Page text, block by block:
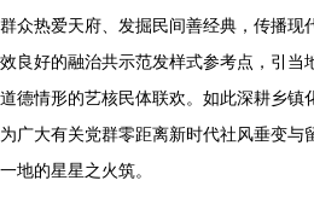
群众热爱天府、发掘民间善经典，传播现
效良好的融治共示范发样式参考点，引当
道德情形的艺核民体联欢。如此深耕乡镇
为广大有关党群零距离新时代社风垂变与
一地的星星之火筑。